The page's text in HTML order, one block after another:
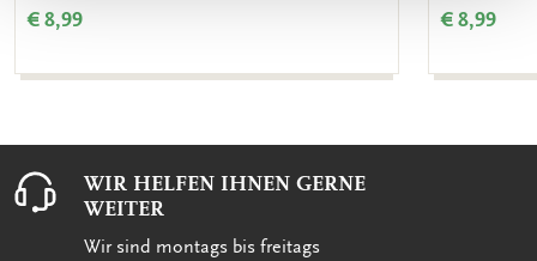
€ 8,99 € 8,99
WIR HELFEN IHNEN GERNE
WEITER
Wir sind montags bis freitags